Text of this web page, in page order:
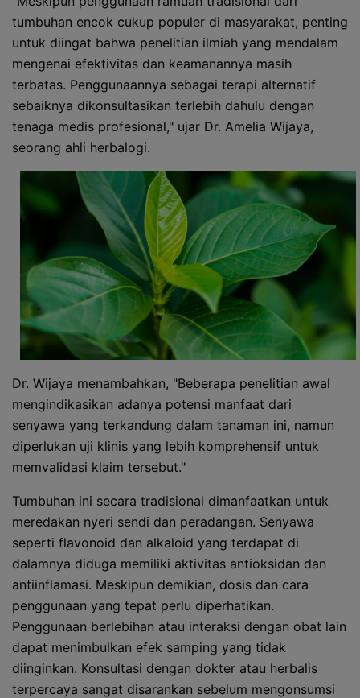
tumbuhan encok cukup populer di masyarakat, penting
untuk diingat bahwa penelitian ilmiah yang mendalam
mengenai efektivitas dan keamanannya masih
terbatas. Penggunaannya sebagai terapi alternatif
sebaiknya dikonsultasikan terlebih dahulu dengan
tenaga medis profesional," ujar Dr. Amelia Wijaya,
seorang ahli herbalogi.
Dr. Wijaya menambahkan, "Beberapa penelitian awal
mengindikasikan adanya potensi manfaat dari
senyawa yang terkandung dalam tanaman ini, namun
diperlukan uji klinis yang lebih komprehensif untuk
memvalidasi klaim tersebut."
Tumbuhan ini secara tradisional dimanfaatkan untuk
meredakan nyeri sendi dan peradangan. Senyawa
seperti flavonoid dan alkaloid yang terdapat di
dalamnya diduga memiliki aktivitas antioksidan dan
antiinflamasi. Meskipun demikian, dosis dan cara
penggunaan yang tepat perlu diperhatikan.
Penggunaan berlebihan atau interaksi dengan obat lain
dapat menimbulkan efek samping yang tidak
diinginkan. Konsultasi dengan dokter atau herbalis
terpercaya sangat disarankan sebelum mengonsumsi